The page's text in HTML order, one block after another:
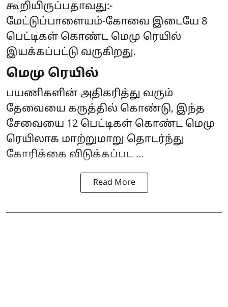
கூறியிருப்பதாவது:-
மேட்டுப்பாளையம்-கோவை இடையே 8
பெட்டிகள் கொண்ட மெமு ரெயில்
இயக்கப்பட்டு வருகிறது.
மெமு ரெயில்
பயணிகளின் அதிகரித்து வரும்
தேவையை கருத்தில் கொண்டு, இந்த
சேவையை 12 பெட்டிகள் கொண்ட மெமு
ரெயிலாக மாற்றுமாறு தொடர்ந்து
கோரிக்கை விடுக்கப்பட ...
Read More